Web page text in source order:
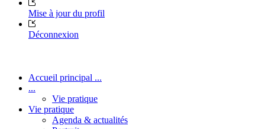
Mise à jour du profil
Déconnexion
Accueil principal ...
...
Vie pratique
Vie pratique
Agenda & actualités